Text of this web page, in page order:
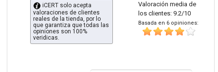
Valoración media de
los clientes: 9.2/10
Basada en 6 opiniones:
iCERT solo acepta
valoraciones de clientes
reales de la tienda, por lo
que garantiza que todas las
opiniones son 100%
veridicas.